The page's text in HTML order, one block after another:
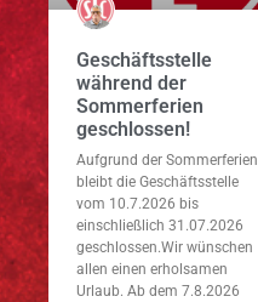
Geschäftsstelle
während der
Sommerferien
geschlossen!
Aufgrund der Sommerferien
bleibt die Geschäftsstelle
vom 10.7.2026 bis
einschließlich 31.07.2026
geschlossen.Wir wünschen
allen einen erholsamen
Urlaub. Ab dem 7.8.2026